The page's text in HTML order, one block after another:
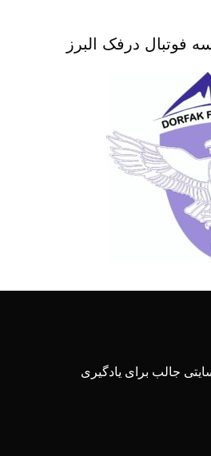
فوتبال درفک البرز
جالب برای یادگیری